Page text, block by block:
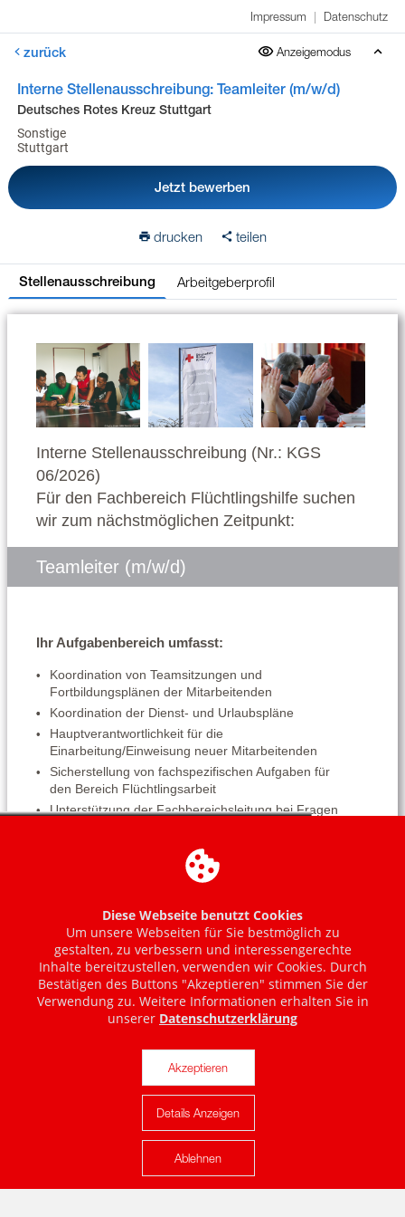
Impressum | Datenschutz
zurück Anzeigemodus
Interne Stellenausschreibung: Teamleiter (m/w/d)
Deutsches Rotes Kreuz Stuttgart
Sonstige
Stuttgart
Jetzt bewerben
drucken teilen
Stellenausschreibung Arbeitgeberprofil
Karte anzeigen
Diese Webseite benutzt Cookies
Um unsere Webseiten für Sie bestmöglich zu
gestalten, zu verbessern und interessengerechte
Inhalte bereitzustellen, verwenden wir Cookies. Durch
Bestätigen des Buttons "Akzeptieren" stimmen Sie der
Verwendung zu. Weitere Informationen erhalten Sie in
unserer Datenschutzerklärung
Akzeptieren
Details Anzeigen
Ablehnen